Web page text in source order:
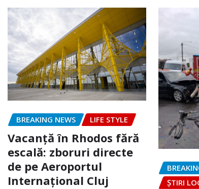
BREAKING NEWS LIFE STYLE
Vacanță în Rhodos fără
escală: zboruri directe
de pe Aeroportul
Internațional Cluj
ȘTIRI